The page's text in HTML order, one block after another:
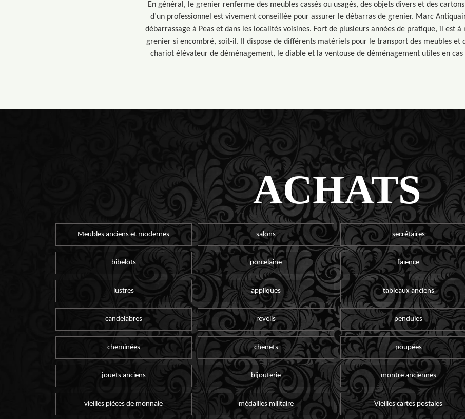
En général, le grenier renferme des meubles cassés ou usagés, des objets divers et des
d’un professionnel est vivement conseillée pour assurer le débarras de grenier. Marc
débarrassage à Peas et dans les localités voisines. Fort de plusieurs années de pratique, il est à
grenier si encombré, soit-il. Il dispose de différents matériels pour le transport des meubles et
chariot élévateur de déménagement, le diable et la ventouse de déménagement utiles en
ACHATS
Meubles anciens et modernes salons secrétaires
bibelots porcelaine faïence
lustres appliques tableaux anciens
candelabres reveils pendules
cheminées chenets poupées
jouets anciens bijouterie montre anciennes
vieilles pièces de monnaie médailles militaire Vieilles cartes postales